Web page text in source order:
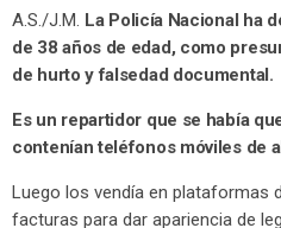
A.S./J.M. La Policía Nacional ha
de 38 años de edad, como
de hurto y falsedad documental.
Es un repartidor que se había
contenían teléfonos móviles de
Luego los vendía en plataformas
facturas para dar apariencia de